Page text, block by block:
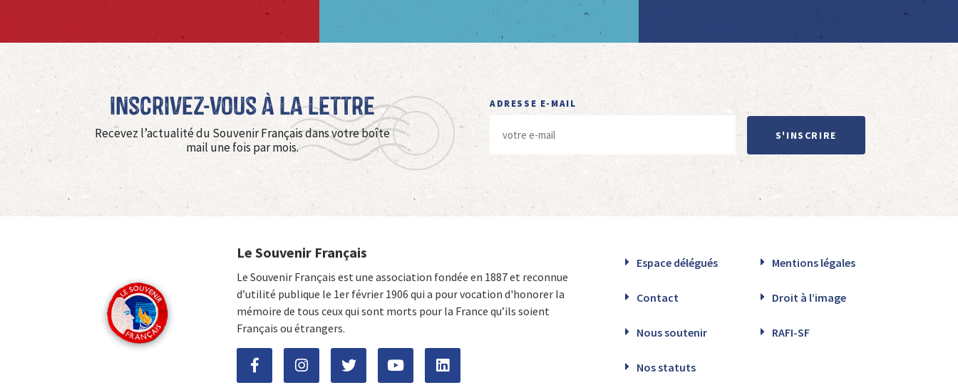
Inscrivez-vous à La Lettre
Recevez l’actualité du Souvenir Français dans votre boîte
mail une fois par mois.
ADRESSE E-MAIL
S'INSCRIRE
Le Souvenir Français
Le Souvenir Français est une association fondée en 1887 et reconnue
d’utilité publique le 1er février 1906 qui a pour vocation d'honorer la
mémoire de tous ceux qui sont morts pour la France qu’ils soient
Français ou étrangers.
Espace délégués Mentions légales
Contact Droit à l’image
Nous soutenir RAFI-SF
Nos statuts